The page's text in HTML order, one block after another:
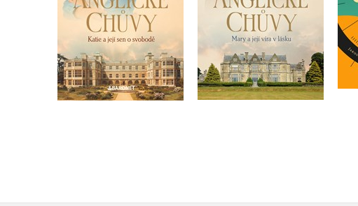
Do košíku
399 Kč
319 Kč
Do košíku
399 Kč
120 Kč